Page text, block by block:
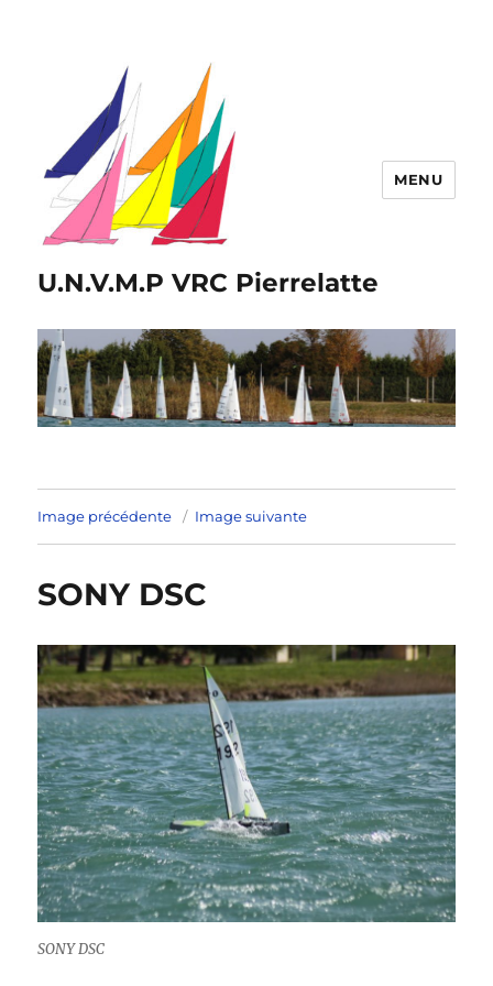
U.N.V.M.P VRC Pierrelatte
MENU
Image précédente Image suivante
SONY DSC
SONY DSC